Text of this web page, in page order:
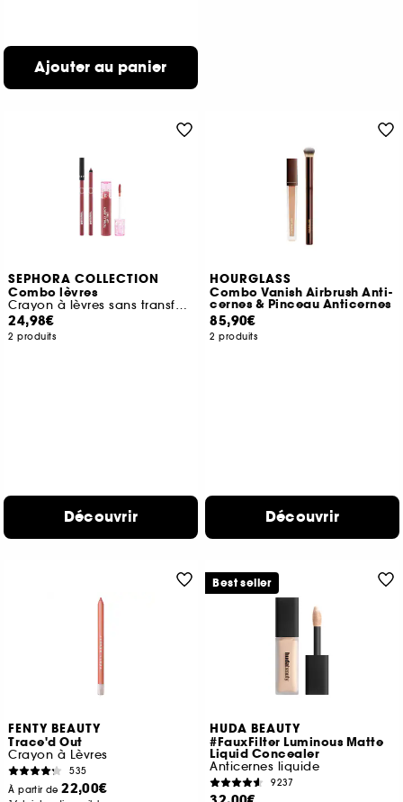
Ajouter au panier
SEPHORA COLLECTION
Combo lèvres
Crayon à lèvres sans transfert et Totally Juicy Lip Tint
24,98€
2 produits
Découvrir
HOURGLASS
Combo Vanish Airbrush Anti-
cernes & Pinceau Anticernes
85,90€
2 produits
Découvrir
FENTY BEAUTY
Trace'd Out
Crayon à Lèvres
535
À partir de22,00€
HUDA BEAUTY
#FauxFilter Luminous Matte
Liquid Concealer
Anticernes liquide
9237
Best seller